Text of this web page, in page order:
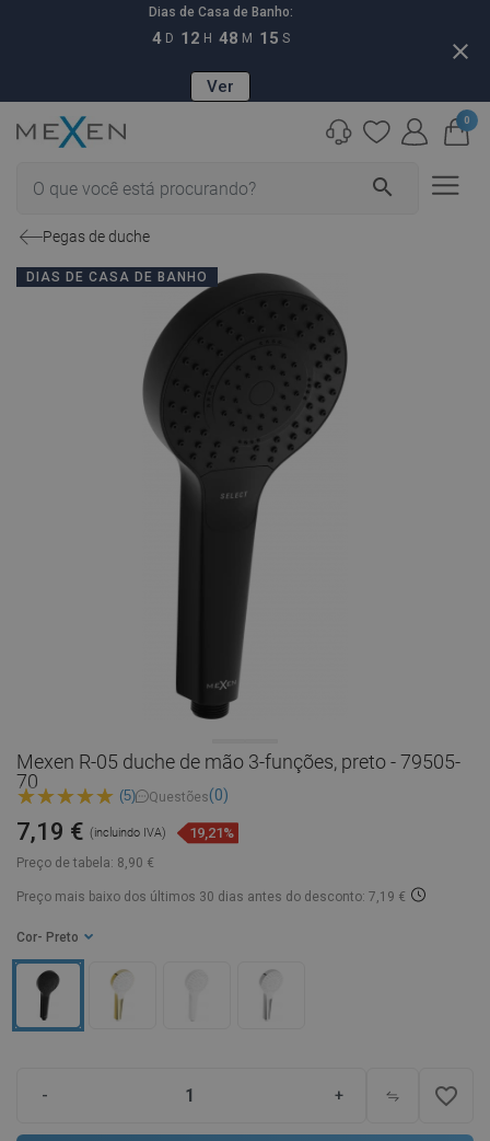
Dias de Casa de Banho:
4 D 12 H 48 M 14 S
Ver
close
search
0
Pegas de duche
DIAS DE CASA DE BANHO
Mexen R-05 duche de mão 3-funções, preto - 79505-
70
(5) Questões(0)
Preço de tabela: 8,90 €
7,19 € (incluindo IVA) 19,21%
Preço mais baixo dos últimos 30 dias antes do desconto: 7,19 €
Cor - Preto
- + favorite_border